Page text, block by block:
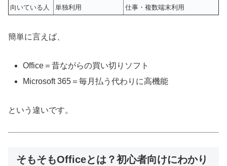
向いている人 単独利用 仕事・複数端末利用
簡単に言えば、
Office＝昔ながらの買い切りソフト
Microsoft 365＝毎月払う代わりに高機能
という違いです。
そもそもOfficeとは？初心者向けにわかり